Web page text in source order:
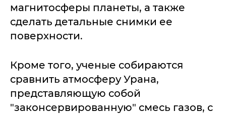
магнитосферы планеты, а также
сделать детальные снимки ее
поверхности.
Кроме того, ученые собираются
сравнить атмосферу Урана,
представляющую собой
"законсервированную" смесь газов, с